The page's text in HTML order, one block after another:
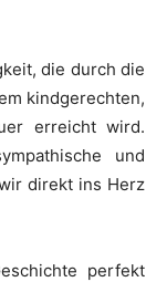
die durch die
kindgerechten,
erreicht wird.
und
direkt ins Herz
perfekt